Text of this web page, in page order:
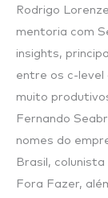
Rodrigo
mentoria com
insights,
entre os c-level
muito
Fernando
nomes do
Brasil,
Fora Fazer,